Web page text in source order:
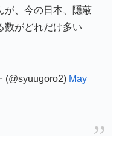
、今の日本、隠蔽
数がどれだけ多い
(@syuugoro2) May